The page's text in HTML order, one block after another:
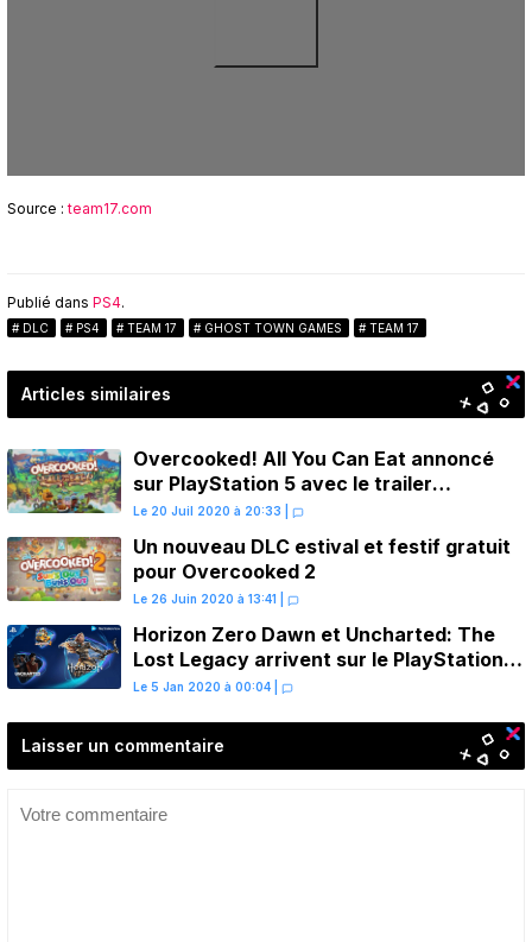
Source :team17.com
Publié dans PS4.
DLC PS4 TEAM 17 GHOST TOWN GAMES TEAM 17
Articles similaires
Overcooked! All You Can Eat annoncé
sur PlayStation 5 avec le trailer
gourmand
Le 20 Juil 2020 à 20:33
Un nouveau DLC estival et festif gratuit
pour Overcooked 2
Le 26 Juin 2020 à 13:41
Horizon Zero Dawn et Uncharted: The
Lost Legacy arrivent sur le PlayStation
Now
Le 5 Jan 2020 à 00:04
Laisser un commentaire